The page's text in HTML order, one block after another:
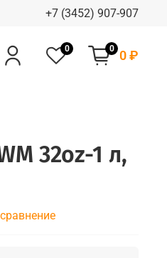
+7 (3452) 907-907
0 0 0 ₽
32oz-1 л,